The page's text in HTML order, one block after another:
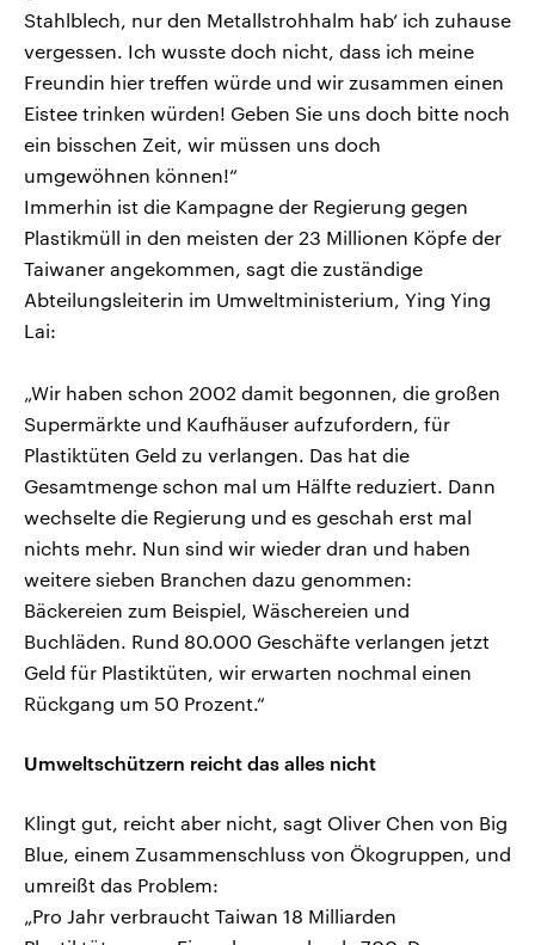
Stahlblech, nur den Metallstrohhalm hab‘ ich zuhause
vergessen. Ich wusste doch nicht, dass ich meine
Freundin hier treffen würde und wir zusammen einen
Eistee trinken würden! Geben Sie uns doch bitte noch
ein bisschen Zeit, wir müssen uns doch
umgewöhnen können!“
Immerhin ist die Kampagne der Regierung gegen
Plastikmüll in den meisten der 23 Millionen Köpfe der
Taiwaner angekommen, sagt die zuständige
Abteilungsleiterin im Umweltministerium, Ying Ying
Lai:
„Wir haben schon 2002 damit begonnen, die großen
Supermärkte und Kaufhäuser aufzufordern, für
Plastiktüten Geld zu verlangen. Das hat die
Gesamtmenge schon mal um Hälfte reduziert. Dann
wechselte die Regierung und es geschah erst mal
nichts mehr. Nun sind wir wieder dran und haben
weitere sieben Branchen dazu genommen:
Bäckereien zum Beispiel, Wäschereien und
Buchläden. Rund 80.000 Geschäfte verlangen jetzt
Geld für Plastiktüten, wir erwarten nochmal einen
Rückgang um 50 Prozent.“
Umweltschützern reicht das alles nicht
Klingt gut, reicht aber nicht, sagt Oliver Chen von Big
Blue, einem Zusammenschluss von Ökogruppen, und
umreißt das Problem:
„Pro Jahr verbraucht Taiwan 18 Milliarden